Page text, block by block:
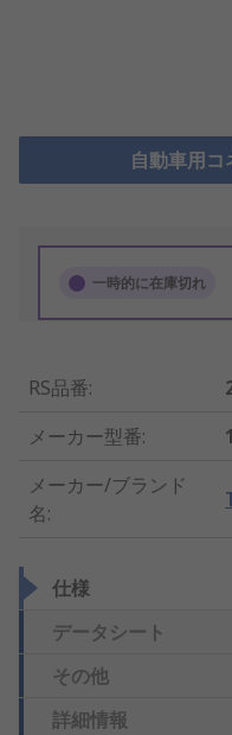
自動車用
一時的に在庫切れ
RS品番:
メーカー型番:
メーカー/ブランド
名:
仕様
データシート
その他
詳細情報